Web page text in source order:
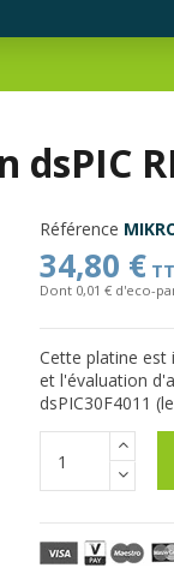
Référence
34,80 €
Dont 0,01 € d'eco-
Cette platine est
et l'évaluation
dsPIC30F4011